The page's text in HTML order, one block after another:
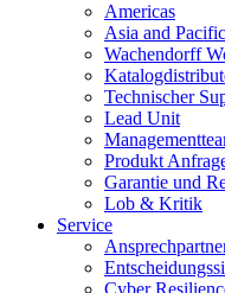
Americas
Asia and Pacific
Wachendorff
Technischer
Lead Unit
Produkt
Garantie und
Lob & Kritik
Service
Cyber